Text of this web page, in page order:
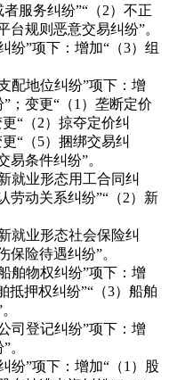
服务纠纷”“（2）不正
台规则恶意交易纠纷”。
”项下：增加“（3）组
地位纠纷”项下：增
；变更“（1）垄断定价
“（2）掠夺定价纠
“（5）捆绑交易纠
易条件纠纷”。
业形态用工合同纠
劳动关系纠纷”“（2）新
业形态社会保险纠
保险待遇纠纷”。
物权纠纷”项下：增
抵押权纠纷”“（3）船舶
登记纠纷”项下：增
。
”项下：增加“（1）股